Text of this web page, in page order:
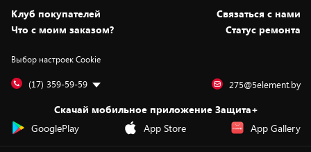
Статьи и обзоры
Вакансии
Дай пять добру!
Безналичный расчёт
Обмен и возврат товара
Обработка персональных данных
Подарочные карты
Установка техники
Для игровых консолей
Для мобильных устройств
Для компьютеров
Сервисные центры
Скидки и промокоды
Белорусские товары
Бонусы
Оплата частями
Уценка
Клуб покупателей
Cвязаться с нами
Что с моим заказом?
Статус ремонта
Выбор настроек Cookie
(17) 359-59-59 275@5element.by
Скачай мобильное приложение Защита+
GooglePlay
App Store App Gallery